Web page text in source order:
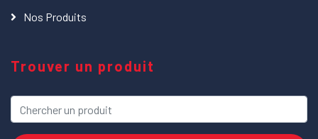
Nos Produits
Trouver un produit